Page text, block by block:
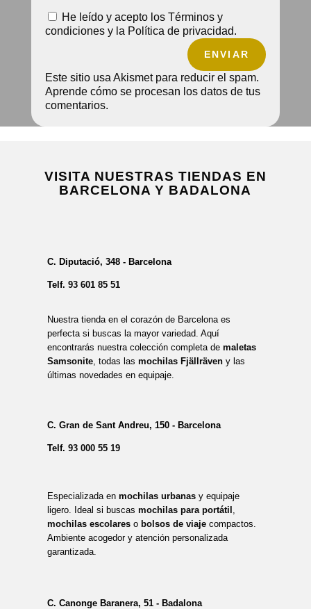
He leído y acepto los Términos y
condiciones y la Política de privacidad.
ENVIAR
Este sitio usa Akismet para reducir el spam.
Aprende cómo se procesan los datos de tus
comentarios.
VISITA NUESTRAS TIENDAS EN
BARCELONA Y BADALONA
C. Diputació, 348 - Barcelona
Telf. 93 601 85 51
Nuestra tienda en el corazón de Barcelona es
perfecta si buscas la mayor variedad. Aquí
encontrarás nuestra colección completa de maletas
Samsonite, todas las mochilas Fjällräveny las
últimas novedades en equipaje.
C. Gran de Sant Andreu, 150 - Barcelona
Telf. 93 000 55 19
Especializada en mochilas urbanasy equipaje
ligero. Ideal si buscas mochilas para portátil
mochilas escolareso bolsos de viajecompactos.
Ambiente acogedor y atención personalizada
garantizada.
C. Canonge Baranera, 51 - Badalona